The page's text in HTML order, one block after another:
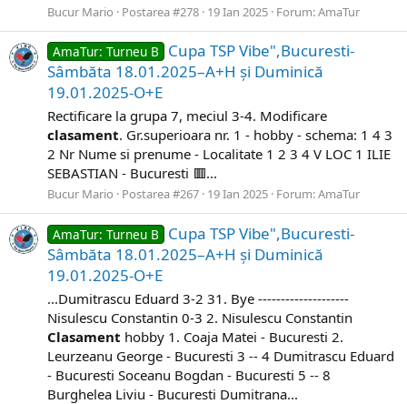
Bucur Mario Postarea #278 19 Ian 2025 Forum:AmaTur
AmaTur: Turneu B
Cupa TSP Vibe",Bucuresti-
Sâmbăta 18.01.2025–A+H și Duminică
19.01.2025-O+E
Rectificare la grupa 7, meciul 3-4. Modificare
clasament. Gr.superioara nr. 1 - hobby - schema: 1 4 3
2 Nr Nume si prenume - Localitate 1 2 3 4 V LOC 1 ILIE
SEBASTIAN - Bucuresti 🟥...
Bucur Mario Postarea #267 19 Ian 2025 Forum:AmaTur
AmaTur: Turneu B
Cupa TSP Vibe",Bucuresti-
Sâmbăta 18.01.2025–A+H și Duminică
19.01.2025-O+E
...Dumitrascu Eduard 3-2 31. Bye --------------------
Nisulescu Constantin 0-3 2. Nisulescu Constantin ​
Clasament hobby 1. Coaja Matei - Bucuresti 2.
Leurzeanu George - Bucuresti 3 -- 4 Dumitrascu Eduard
- Bucuresti Soceanu Bogdan - Bucuresti 5 -- 8
Burghelea Liviu - Bucuresti Dumitrana...